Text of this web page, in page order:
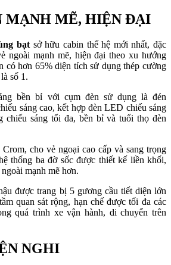
MẠNH MẼ, HIỆN ĐẠI
bạt sở hữu cabin thế hệ mới nhất, đặc
ngoài mạnh mẽ, hiện đại theo xu hướng
có hơn 65% diện tích sử dụng thép cường
số 1.
bền bỉ với cụm đèn sử dụng là đén
sáng cao, kết hợp đèn LED chiếu sáng
chiếu sáng tối đa, bền bỉ và tuổi thọ đèn
cho vẻ ngoại cao cấp và sang trọng
thống ba đờ sốc được thiết kế liền khối,
mạnh mẽ hơn.
được trang bị 5 gương cầu tiết diện lớn
quan sát rộng, hạn chế được tối đa các
quá trình xe vận hành, di chuyển trên
NGHI